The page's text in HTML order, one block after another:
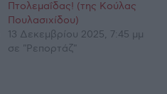
Πτολεμαΐδας! (της Κούλας
Πουλασιχίδου)
13 Δεκεμβρίου 2025, 7:45 μμ
σε "Ρεπορτάζ"